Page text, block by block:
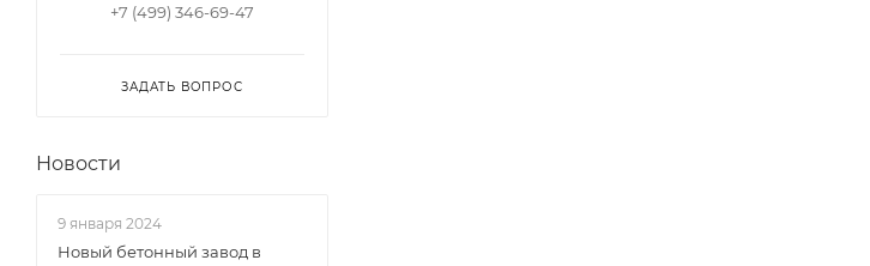
+7 (499) 346-69-47
ЗАДАТЬ ВОПРОС
Новости
9 января 2024
Новый бетонный завод в